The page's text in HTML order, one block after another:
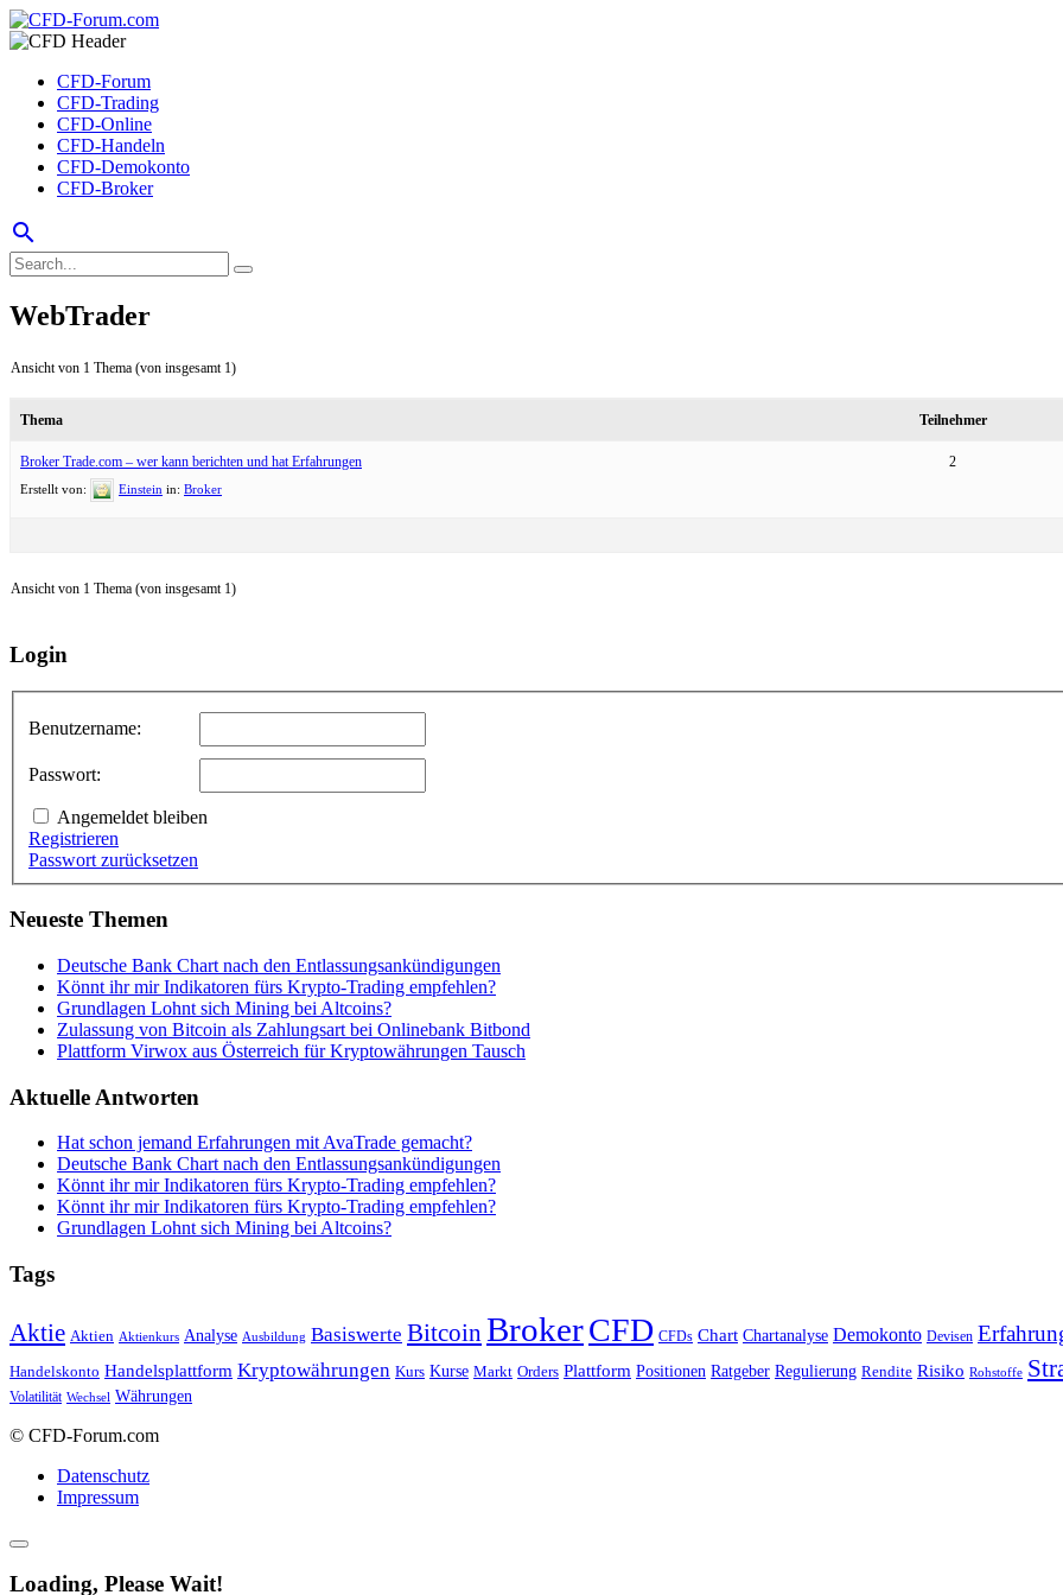
CFD-Forum
CFD-Trading
CFD-Online
CFD-Handeln
CFD-Demokonto
CFD-Broker
search
WebTrader
Ansicht von 1 Thema (von insgesamt 1)
Thema Teilnehmer
Broker Trade.com – wer kann berichten und hat Erfahrungen
Erstellt von: Einstein in: Broker
2
Ansicht von 1 Thema (von insgesamt 1)
Login
Benutzername:
Passwort:
Angemeldet bleiben
Registrieren
Passwort zurücksetzen
Neueste Themen
Deutsche Bank Chart nach den Entlassungsankündigungen
Könnt ihr mir Indikatoren fürs Krypto-Trading empfehlen?
Grundlagen Lohnt sich Mining bei Altcoins?
Zulassung von Bitcoin als Zahlungsart bei Onlinebank Bitbond
Plattform Virwox aus Österreich für Kryptowährungen Tausch
Aktuelle Antworten
Hat schon jemand Erfahrungen mit AvaTrade gemacht?
Deutsche Bank Chart nach den Entlassungsankündigungen
Könnt ihr mir Indikatoren fürs Krypto-Trading empfehlen?
Könnt ihr mir Indikatoren fürs Krypto-Trading empfehlen?
Grundlagen Lohnt sich Mining bei Altcoins?
Tags
Aktie Aktien Aktienkurs Analyse Ausbildung Basiswerte Bitcoin BrokerCFD CFDs Chart Chartanalyse Demokonto Devisen
Handelskonto Handelsplattform Kryptowährungen Kurs Kurse Markt Orders Plattform Positionen Ratgeber Regulierung Rendite Risiko Rohstoffe
Volatilität Wechsel Währungen
© CFD-Forum.com
Datenschutz
Impressum
Loading, Please Wait!